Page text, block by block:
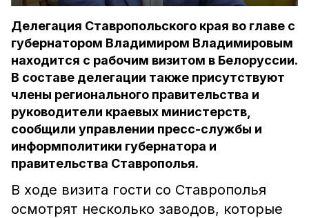
Делегация Ставропольского края во главе с
губернатором Владимиром Владимировым
находится с рабочим визитом в Белоруссии.
В составе делегации также присутствуют
члены регионального правительства и
руководители краевых министерств,
сообщили управлении пресс-службы и
информполитики губернатора и
правительства Ставрополья.
В ходе визита гости со Ставрополья
осмотрят несколько заводов, которые